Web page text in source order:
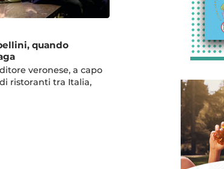
quando
veronese, a capo
ristoranti tra Italia,